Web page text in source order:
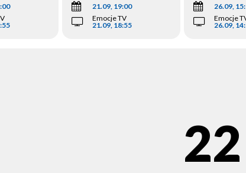
21.09, 19:00
Emocje TV
21.09, 18:55
26.09,
Emocje
26.09,
22